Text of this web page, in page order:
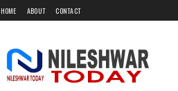
HOME ABOUT CONTACT